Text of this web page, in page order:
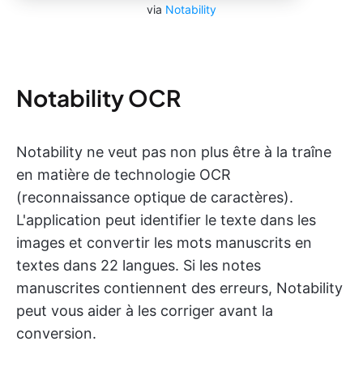
via Notability
Notability OCR
Notability ne veut pas non plus être à la traîne
en matière de technologie OCR
(reconnaissance optique de caractères).
L'application peut identifier le texte dans les
images et convertir les mots manuscrits en
textes dans 22 langues. Si les notes
manuscrites contiennent des erreurs, Notability
peut vous aider à les corriger avant la
conversion.